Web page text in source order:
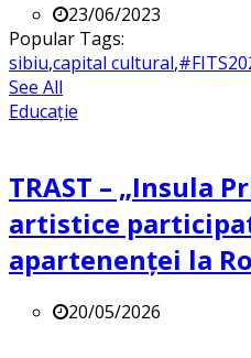
23/06/2023
Popular Tags:
sibiu,capital cultural,
See All
Educație
TRAST – „Insula
artistice
apartenenței la
20/05/2026